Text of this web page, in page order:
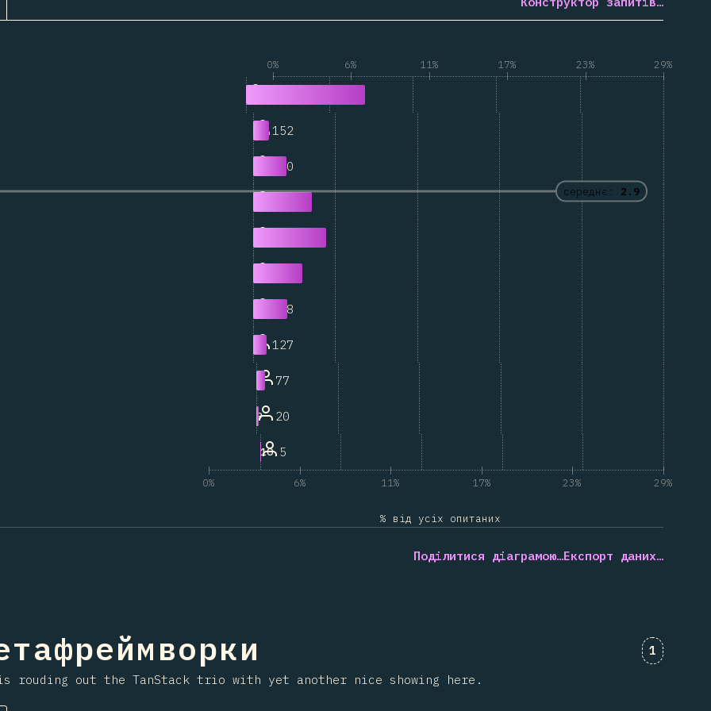
0% 6% 11% 17% 23% 29%
середнє: 2.9
152
310
318
127
77
9 20
10 5
0% 6% 11% 17% 23% 29%
% від усіх опитаних
Поділитися діаграмою…Експорт даних…
на секцію
1
rouding out the TanStack trio with yet another nice showing here.